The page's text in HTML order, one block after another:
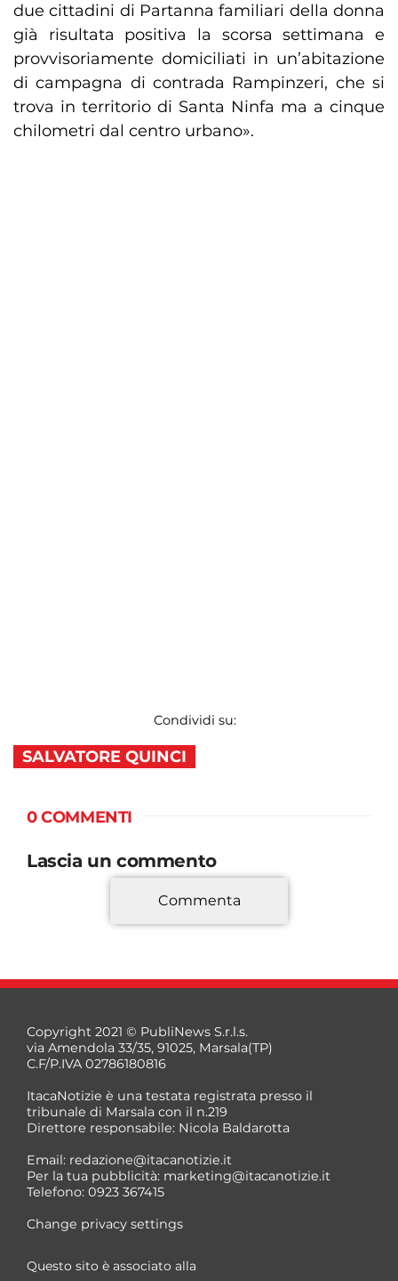
due cittadini di Partanna familiari della donna
già risultata positiva la scorsa settimana e
provvisoriamente domiciliati in un’abitazione
di campagna di contrada Rampinzeri, che si
trova in territorio di Santa Ninfa ma a cinque
chilometri dal centro urbano».
Condividi su:
SALVATORE QUINCI
0 COMMENTI
Lascia un commento
*
*
Commenta
Copyright 2021 © PubliNews S.r.l.s.
via Amendola 33/35, 91025, Marsala(TP)
C.F/P.IVA 02786180816
ItacaNotizie è una testata registrata presso il
tribunale di Marsala con il n.219
Direttore responsabile: Nicola Baldarotta
Email: redazione@itacanotizie.it
Per la tua pubblicità: marketing@itacanotizie.it
Telefono: 0923 367415
Change privacy settings
Questo sito è associato alla